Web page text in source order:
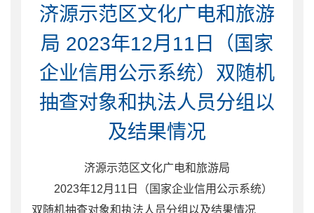
济源示范区文化广电和旅游
局 2023年12月11日（国家
企业信用公示系统）双随机
抽查对象和执法人员分组以
及结果情况
济源示范区文化广电和旅游局
2023年12月 11 日
（国家企业信用公示系统）
双随机抽查对象和执法人员分组 以及结果情况